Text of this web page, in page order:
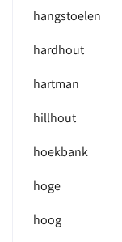
hangstoelen
hardhout
hartman
hillhout
hoekbank
hoge
hoog